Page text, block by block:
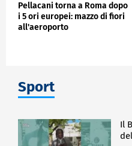
Pellacani torna a Roma dopo
i 5 ori europei: mazzo di fiori
all'aeroporto
Sport
Il